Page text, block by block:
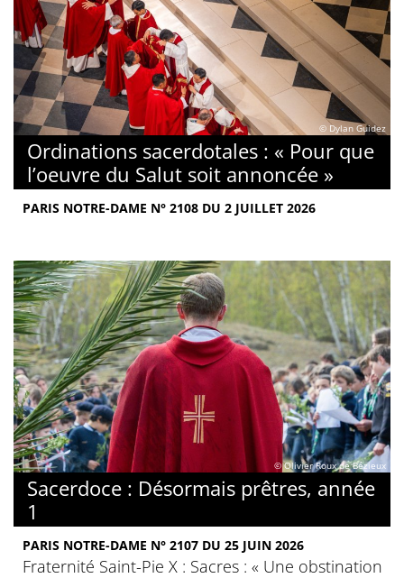
© Dylan Guidez
Ordinations sacerdotales : « Pour que
l’oeuvre du Salut soit annoncée »
PARIS NOTRE-DAME N° 2108 DU 2 JUILLET 2026
© Olivier Roux de Bézieux
Sacerdoce : Désormais prêtres, année
1
PARIS NOTRE-DAME N° 2107 DU 25 JUIN 2026
Fraternité Saint-Pie X : Sacres : « Une obstination